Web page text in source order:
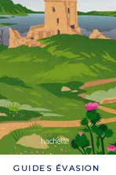
GUIDES ÉVASION